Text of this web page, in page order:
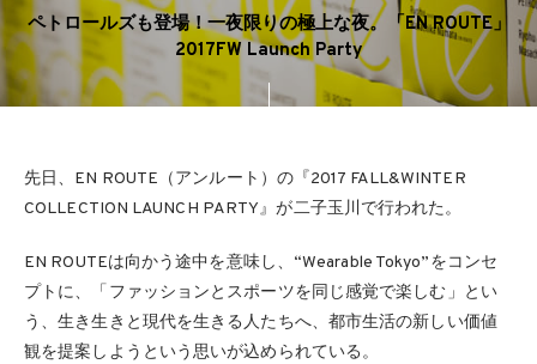
ペトロールズも登場！一夜限りの極上な夜。「EN ROUTE」
2017FW Launch Party
先日、EN ROUTE（アンルート）の『2017 FALL&WINTER
COLLECTION LAUNCH PARTY』が二子玉川で行われた。
EN ROUTEは向かう途中を意味し、“Wearable Tokyo”をコンセ
プトに、「ファッションとスポーツを同じ感覚で楽しむ」とい
う、生き生きと現代を生きる人たちへ、都市生活の新しい価値
観を提案しようという思いが込められている。